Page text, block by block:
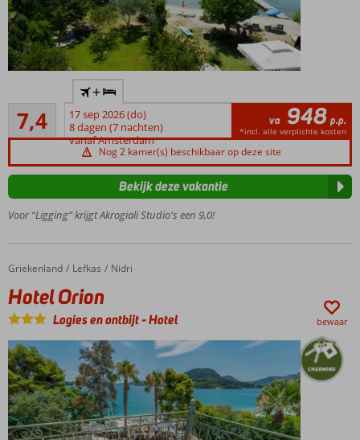
in Nidri
Direct
het
strand
Fantastisch
uitzicht op
wifi
7,4Voldoende/goed
5
beoordelingen
+
17 sep 2026 (do)
8 dagen (7 nachten)
vanaf Amsterdam
va 948 p.p.
*incl. alle verplichte kosten
Nog 2 kamer(s) beschikbaar op deze site
Voor “Ligging” krijgt Akrogiali Studio's een 9,0!
Bekijk deze vakantie
Home
Griekenland Lefkas Nidri
Hotel Orion
Hotel Orion
Logies en ontbijt-Hotel bewaar